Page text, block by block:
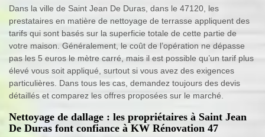
Dans la ville de Saint Jean De Duras, dans le 47120, les
prestataires en matière de nettoyage de terrasse appliquent des
tarifs qui sont basés sur la superficie totale de cette partie de
votre maison. Généralement, le coût de l’opération ne dépasse
pas les 5 euros le mètre carré, mais il est possible qu’un tarif plus
élevé vous soit appliqué, surtout si vous avez des exigences
particulières. Dans tous les cas, demandez toujours des devis
détaillés et comparez les offres proposées sur le marché.
Nettoyage de dallage : les propriétaires à Saint Jean
De Duras font confiance à KW Rénovation 47